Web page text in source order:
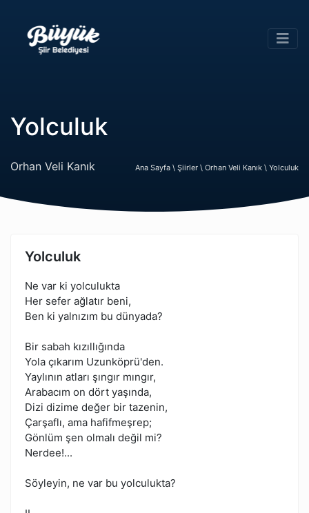
Yolculuk
Orhan Veli Kanık Ana Sayfa \ Şiirler \ Orhan Veli Kanık \ Yolculuk
Yolculuk
Ne var ki yolculukta
Her sefer ağlatır beni,
Ben ki yalnızım bu dünyada?
Bir sabah kızıllığında
Yola çıkarım Uzunköprü'den.
Yaylının atları şıngır mıngır,
Arabacım on dört yaşında,
Dizi dizime değer bir tazenin,
Çarşaflı, ama hafifmeşrep;
Gönlüm şen olmalı değil mi?
Nerdee!...
Söyleyin, ne var bu yolculukta?